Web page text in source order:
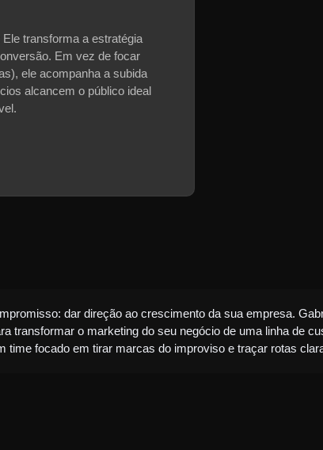
Ele transforma a estratégia
Em vez de focar
ele acompanha a subida
alcancem o público ideal
dar direção ao crescimento da sua empresa.
transformar o marketing do seu negócio de uma linha de
time focado em tirar marcas do improviso e traçar rotas